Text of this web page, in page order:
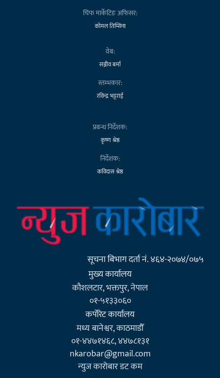
चिफ मार्केटिङ अफिसर:
कोमल तिम्सिना
वेब:
सञ्जीव बर्मा
स्तम्भकार:
रविन्द्र भट्टराई
प्रबन्ध निर्देशक:
कृष्ण श्रेष्ठ
निर्देशक:
कविदास श्रेष्ठ
सूचना बिभाग दर्ता नं. ४६४-२०७४/०७५
मुख्य कार्यालय
कौशलटार, भक्तपुर, नेपाल
०१-५१३३०६०
कर्पाेरेट कार्यालय
मध्य बानेश्वर, काठमाडौँ
०१-४४७१४६८, ४४७८१३१
nkarobar@gmail.com
न्युज कारोबार डट कम